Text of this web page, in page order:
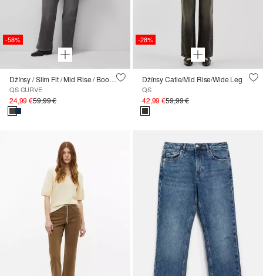
-58%
Džínsy / Slim Fit / Mid Rise / Bootcut Leg
QS CURVE
24,99 €59,99 €
-28%
Džínsy Catie/Mid Rise/Wide Leg
QS
42,99 €59,99 €